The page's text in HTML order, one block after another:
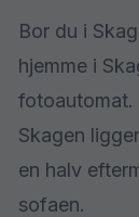
Bor du i
hjemme i
fotoautomat.
Skagen
en halv
sofaen.